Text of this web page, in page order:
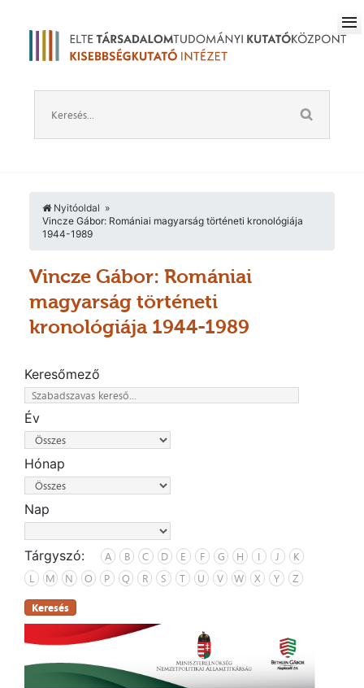
Nyitóoldal
Vincze Gábor: Romániai magyarság történeti kronológiája
1944-1989
Vincze Gábor: Romániai
magyarság történeti
kronológiája 1944-1989
Keresőmező
Év
Hónap
Nap
Tárgyszó: A B C D E F G H I J
K
L
M N O P Q R S T U V W X Y Z
Keresés